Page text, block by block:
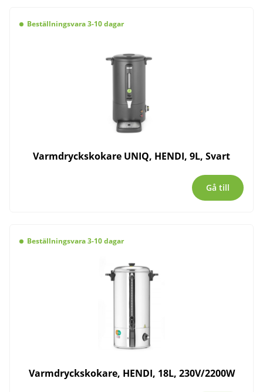
Beställningsvara 3-10 dagar
Varmdryckskokare UNIQ, HENDI, 9L, Svart
Gå till
Beställningsvara 3-10 dagar
Varmdryckskokare, HENDI, 18L, 230V/2200W